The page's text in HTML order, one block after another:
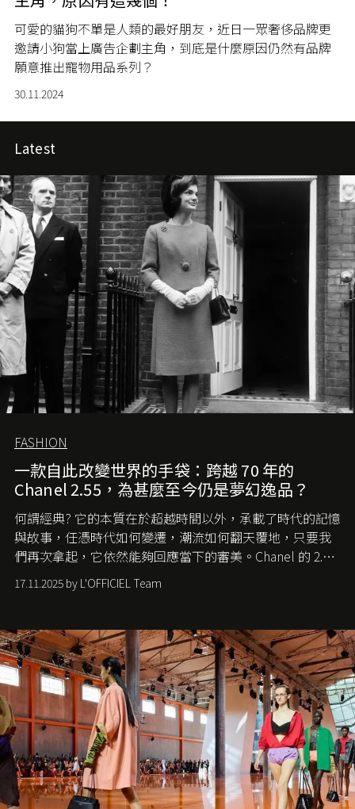
可愛的貓狗不單是人類的最好朋友，近日一眾奢侈品牌更
邀請小狗當上廣告企劃主角，到底是什麼原因仍然有品牌
願意推出寵物用品系列？
30.11.2024
Latest
FASHION
一款自此改變世界的手袋：跨越 70 年的
Chanel 2.55，為甚麼至今仍是夢幻逸品？
何謂經典? 它的本質在於超越時間以外，承載了時代的記憶
與故事，任憑時代如何變遷，潮流如何翻天覆地，只要我
們再次拿起，它依然能夠回應當下的審美。Chanel 的 2.55
手袋更是這樣存在，自問世至今，一直有着舉足輕重的地
位。如果說每個女生的第一個夢想手袋是 Chanel，那 2.55
愛它的雋永與優雅。那麼這個手袋是怎麼誕生的呢？又為
甚麼取名叫 2.55 ？今天就由《L'Officiel HK》帶你穿越流金
歲月，回顧 2.55 的誕生故事。
17.11.2025 by L'OFFICIEL Team